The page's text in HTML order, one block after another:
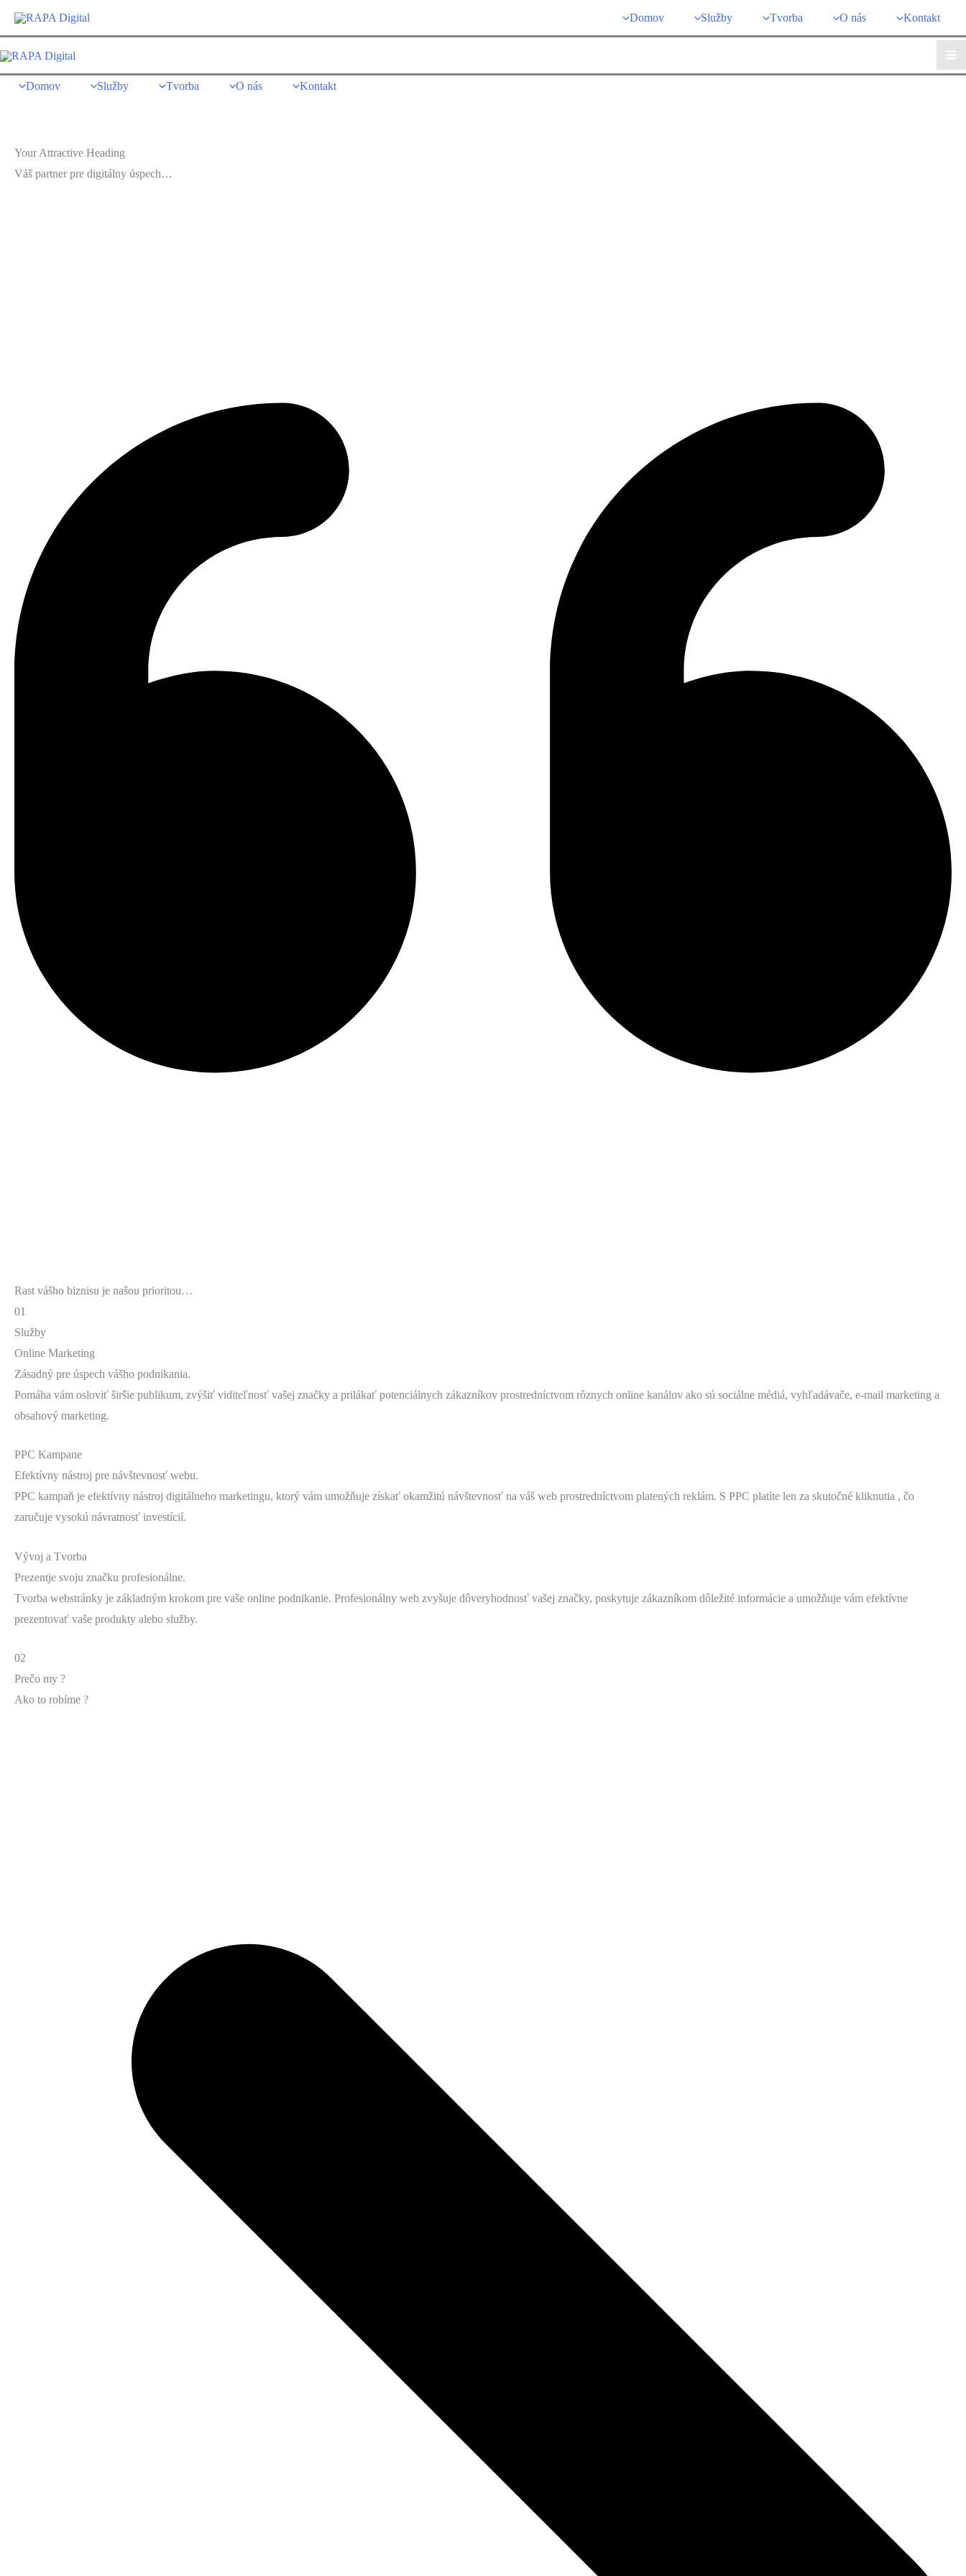
Preskočiť
obsah
Domov Služby Tvorba O nás Kontakt
Domov Služby Tvorba O nás Kontakt
Your Attractive Heading
Váš partner pre digitálny úspech…
Rast vášho biznisu je našou prioritou…
01
Služby
Online Marketing
Zásadný pre úspech vášho podnikania.
Pomáha vám osloviť širšie publikum, zvýšiť viditeľnosť vašej značky a prilákať potenciálnych zákazníkov prostredníctvom rôznych online kanálov ako sú sociálne médiá, vyhľadávače, e-mail marketing a
obsahový marketing.
PPC Kampane
Efektívny nástroj pre návštevnosť webu.
PPC kampaň je efektívny nástroj digitálneho marketingu, ktorý vám umožňuje získať okamžitú návštevnosť na váš web prostredníctvom platených reklám. S PPC platíte len za skutočné kliknutia , čo
zaručuje vysokú návratnosť investícií.
Vývoj a Tvorba
Prezentje svoju značku profesionálne.
Tvorba webstránky je základným krokom pre vaše online podnikanie. Profesionálny web zvyšuje dôveryhodnosť vašej značky, poskytuje zákazníkom dôležité informácie a umožňuje vám efektívne
prezentovať vaše produkty alebo služby.
02
Prečo my ?
Ako to robíme ?